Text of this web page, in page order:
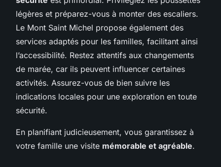
légères et préparez-vous à monter des escaliers.
Le Mont Saint Michel propose également des
services adaptés pour les familles, facilitant ainsi
l’accessibilité. Restez attentifs aux changements
de marée, car ils peuvent influencer certaines
activités. Assurez-vous de bien suivre les
indications locales pour une exploration en toute
sécurité.
En planifiant judicieusement, vous garantissez à
votre famille une visite mémorable et agréable.